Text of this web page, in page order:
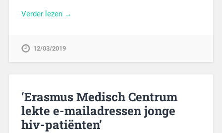
Verder lezen →
12/03/2019
‘Erasmus Medisch Centrum
lekte e-mailadressen jonge
hiv-patiënten’